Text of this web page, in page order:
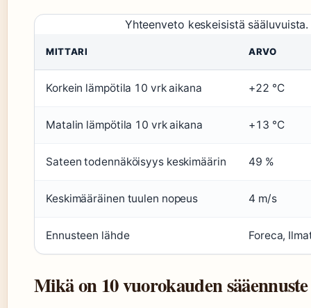
Yhteenveto keskeisistä sääluvuista.
MITTARI ARVO
Korkein lämpötila 10 vrk aikana +22 °C
Matalin lämpötila 10 vrk aikana +13 °C
Sateen todennäköisyys keskimäärin 49 %
Keskimääräinen tuulen nopeus 4 m/s
Ennusteen lähde Foreca,
Mikä on 10 vuorokauden